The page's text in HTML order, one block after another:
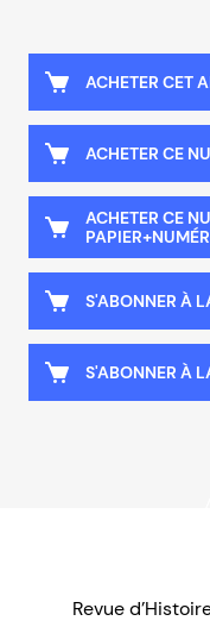
ACHETER CET
ACHETER CE
ACHETER CE
S'ABONNER À
S'ABONNER À
Revue